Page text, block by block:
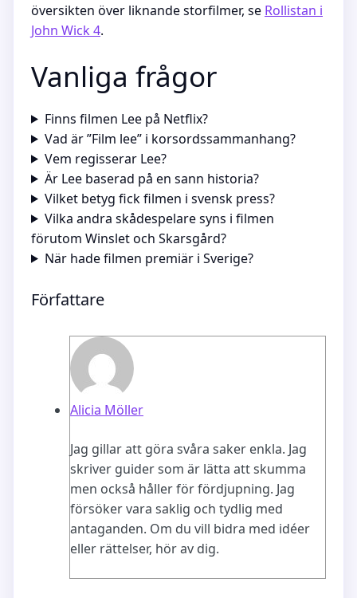
översikten över liknande storfilmer, se Rollistan i
John Wick 4.
Vanliga frågor
Finns filmen Lee på Netflix?
Vad är ”Film lee” i korsordssammanhang?
Vem regisserar Lee?
Är Lee baserad på en sann historia?
Vilket betyg fick filmen i svensk press?
Vilka andra skådespelare syns i filmen
förutom Winslet och Skarsgård?
När hade filmen premiär i Sverige?
Författare
Alicia Möller
Jag gillar att göra svåra saker enkla. Jag
skriver guider som är lätta att skumma
men också håller för fördjupning. Jag
försöker vara saklig och tydlig med
antaganden. Om du vill bidra med idéer
eller rättelser, hör av dig.